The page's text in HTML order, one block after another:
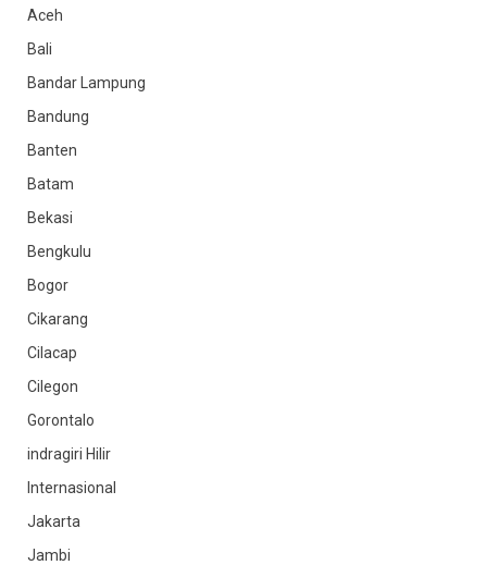
Aceh
Bali
Bandar Lampung
Bandung
Banten
Batam
Bekasi
Bengkulu
Bogor
Cikarang
Cilacap
Cilegon
Gorontalo
indragiri Hilir
Internasional
Jakarta
Jambi